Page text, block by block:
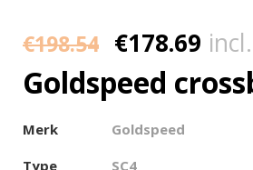
€198.54 €178.69
Goldspeed
Merk
Goldspeed
Type
SC4